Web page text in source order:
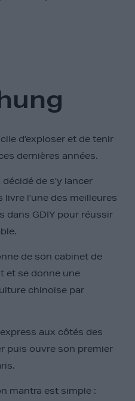
d’exploser et de tenir
dernières années.
de s’y lancer
l’une des meilleures
dans GDIY pour réussir
de son cabinet de
et se donne une
chinoise par
aux côtés des
puis ouvre son premier
mantra est simple :